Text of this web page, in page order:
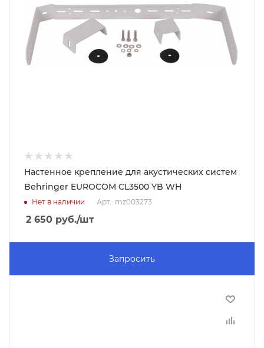
Настенное крепление для акустических систем
Behringer EUROCOM CL3500 YB WH
Нет в наличии Арт.: mz003273
2 650 руб./шт
Запросить